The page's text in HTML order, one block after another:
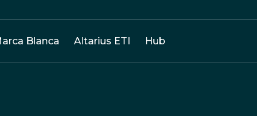
Blanca Altarius ETI Hub